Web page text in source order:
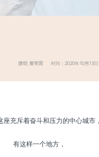
原创: 爱帝宫 时间：2020年10月13
座充斥着奋斗和压力的中心城市，
有这样一个地方，